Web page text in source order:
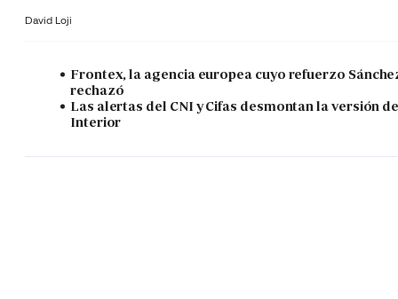
David Loji
Frontex, la agencia europea cuyo refuerzo
rechazó
Las alertas del CNI y Cifas desmontan la versión
Interior